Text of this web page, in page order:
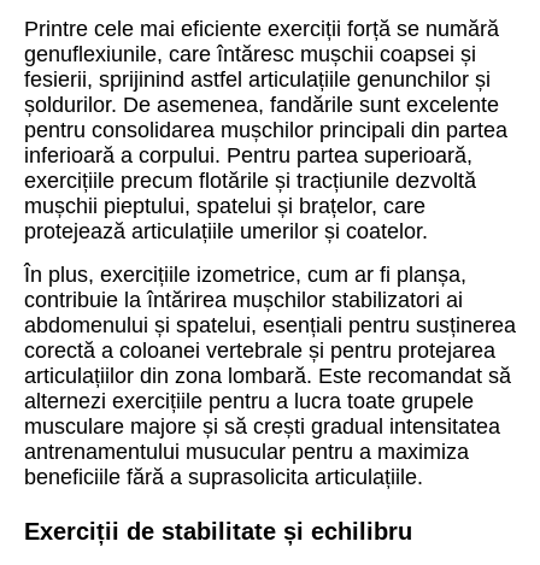
Printre cele mai eficiente exerciții forță se numără
genuflexiunile, care întăresc mușchii coapsei și
fesierii, sprijinind astfel articulațiile genunchilor și
șoldurilor. De asemenea, fandările sunt excelente
pentru consolidarea mușchilor principali din partea
inferioară a corpului. Pentru partea superioară,
exercițiile precum flotările și tracțiunile dezvoltă
mușchii pieptului, spatelui și brațelor, care
protejează articulațiile umerilor și coatelor.
În plus, exercițiile izometrice, cum ar fi planșa,
contribuie la întărirea mușchilor stabilizatori ai
abdomenului și spatelui, esențiali pentru susținerea
corectă a coloanei vertebrale și pentru protejarea
articulațiilor din zona lombară. Este recomandat să
alternezi exercițiile pentru a lucra toate grupele
musculare majore și să crești gradual intensitatea
antrenamentului musucular pentru a maximiza
beneficiile fără a suprasolicita articulațiile.
Exerciții de stabilitate și echilibru